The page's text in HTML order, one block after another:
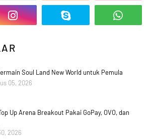
Soul Land New World untuk Pemula
05, 2026
Up Arena Breakout Pakai GoPay, OVO, dan
2026